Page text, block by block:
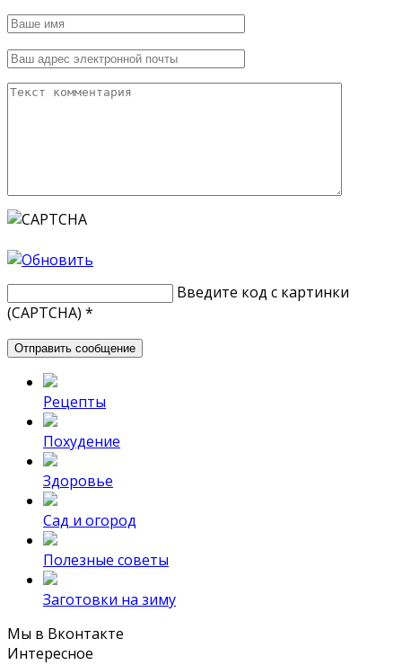
Введите код с картинки
(CAPTCHA) *
Рецепты
Похудение
Здоровье
Сад и огород
Полезные советы
Заготовки на зиму
Мы в Вконтакте
Интересное